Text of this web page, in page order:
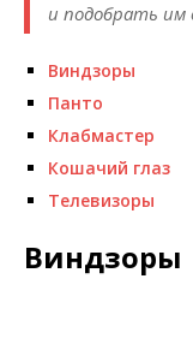
и подобрать им
Виндзоры
Панто
Клабмастер
Кошачий глаз
Телевизоры
Виндзоры